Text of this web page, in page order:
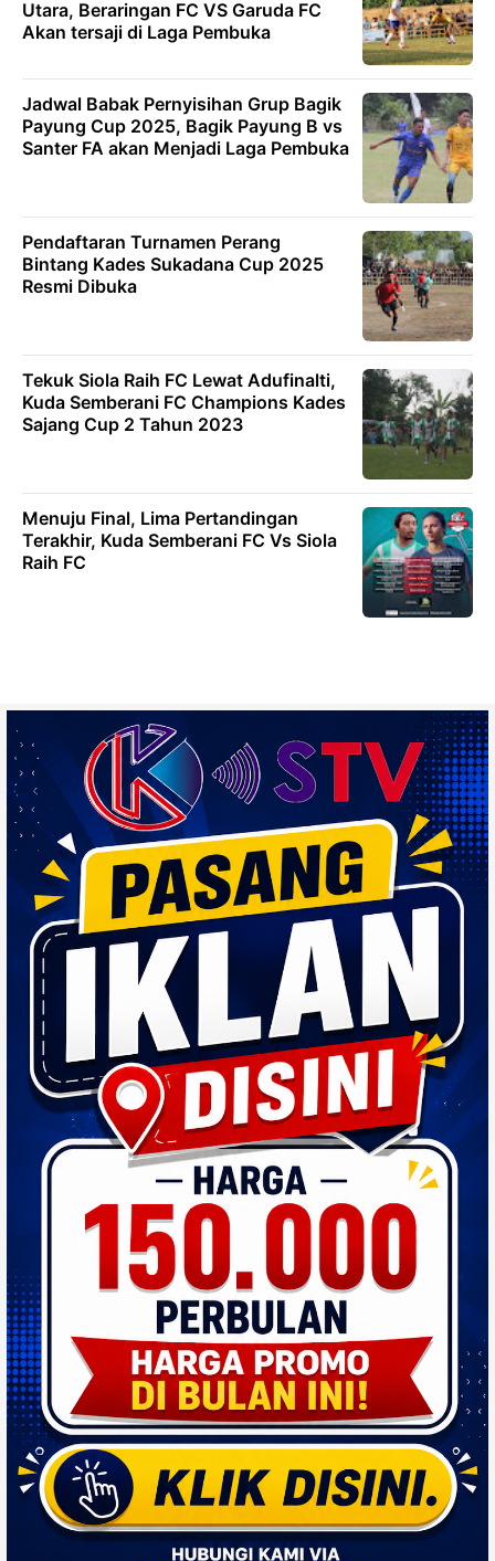
Utara, Beraringan FC VS Garuda FC
Akan tersaji di Laga Pembuka
Jadwal Babak Pernyisihan Grup Bagik
Payung Cup 2025, Bagik Payung B vs
Santer FA akan Menjadi Laga Pembuka
Pendaftaran Turnamen Perang
Bintang Kades Sukadana Cup 2025
Resmi Dibuka
Tekuk Siola Raih FC Lewat Adufinalti,
Kuda Semberani FC Champions Kades
Sajang Cup 2 Tahun 2023
Menuju Final, Lima Pertandingan
Terakhir, Kuda Semberani FC Vs Siola
Raih FC